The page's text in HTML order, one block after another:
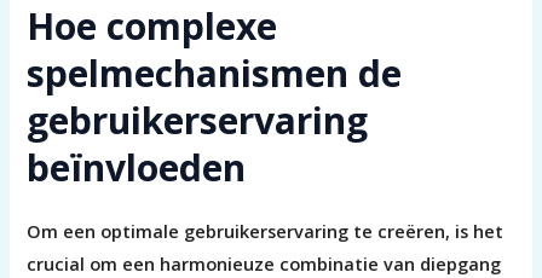
Hoe complexe
spelmechanismen de
gebruikerservaring
beïnvloeden
Om een optimale gebruikerservaring te creëren, is het
crucial om een harmonieuze combinatie van diepgang